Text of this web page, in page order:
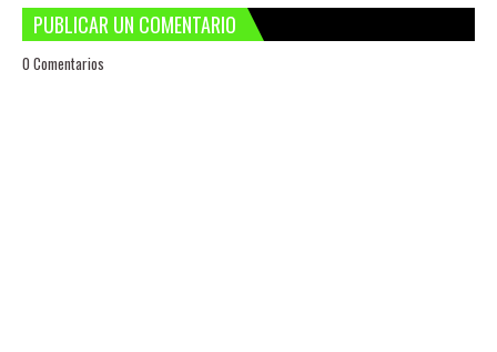
PUBLICAR UN COMENTARIO
0 Comentarios